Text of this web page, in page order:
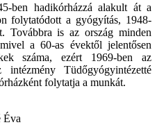
ben hadikórházzá alakult át a
folytatódott a gyógyítás, 1948-
Továbbra is az ország minden
a 60-as évektől jelentősen
száma, ezért 1969-ben az
intézmény Tüdőgyógyintézetté
folytatja a munkát.
Éva